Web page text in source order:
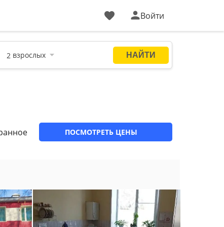
Войти
ПОСМОТРЕТЬ ЦЕНЫ